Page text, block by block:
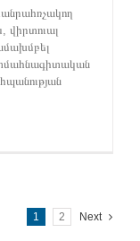
վիրտուալ
1 2 Next